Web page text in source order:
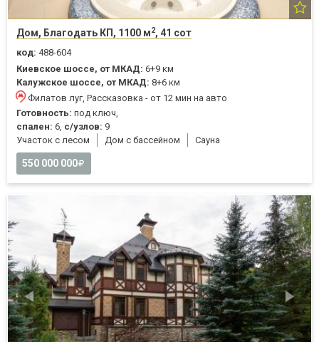
Дом, Благодать КП, 1100 м2, 41 сот
код: 488-604
Киевское шоссе, от МКАД: 6+9 км
Калужское шоссе, от МКАД: 8+6 км
Филатов луг, Рассказовка - от 12 мин на авто
Готовность: под ключ,
спален: 6, с/узлов: 9
Участок с лесом
Дом с бассейном Cауна
550 000 000